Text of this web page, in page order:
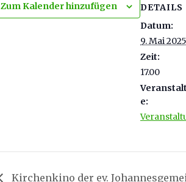
Zum Kalender hinzufügen
DETAILS
Datum:
9. Mai 2025
Zeit:
17.00
e:
Kirchenkino der ev.